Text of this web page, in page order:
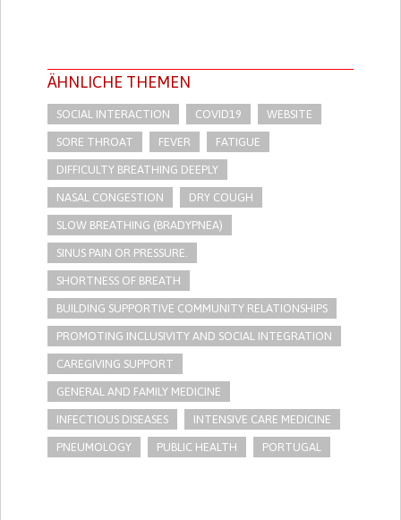
ÄHNLICHE THEMEN
SOCIAL INTERACTION COVID19 WEBSITE
SORE THROAT FEVER FATIGUE
DIFFICULTY BREATHING DEEPLY
NASAL CONGESTION DRY COUGH
SLOW BREATHING (BRADYPNEA)
SINUS PAIN OR PRESSURE.
SHORTNESS OF BREATH
BUILDING SUPPORTIVE COMMUNITY RELATIONSHIPS
PROMOTING INCLUSIVITY AND SOCIAL INTEGRATION
CAREGIVING SUPPORT
GENERAL AND FAMILY MEDICINE
INFECTIOUS DISEASES INTENSIVE CARE MEDICINE
PNEUMOLOGY PUBLIC HEALTH PORTUGAL